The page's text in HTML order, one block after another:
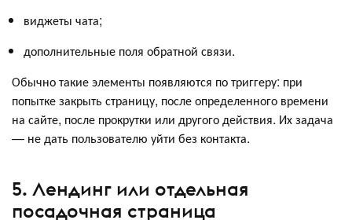
виджеты чата;
дополнительные поля обратной связи.
Обычно такие элементы появляются по триггеру: при
попытке закрыть страницу, после определенного времени
на сайте, после прокрутки или другого действия. Их задача
— не дать пользователю уйти без контакта.
5. Лендинг или отдельная
посадочная страница